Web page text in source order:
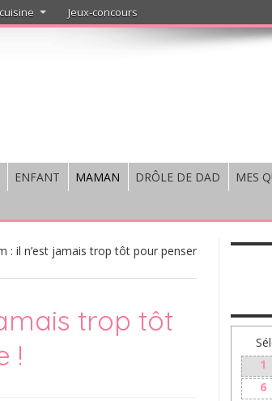
Jeux-concours
ENFANT MAMAN DRÔLE DE DAD
MES
: il n’est jamais trop tôt pour penser
trop tôt
!
1
6